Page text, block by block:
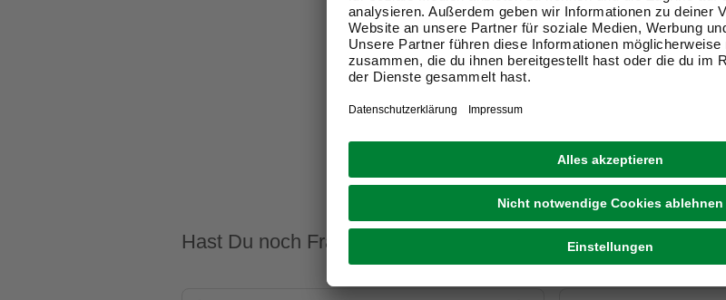
Hast Du noch Fragen? Kontaktiere uns gerne: